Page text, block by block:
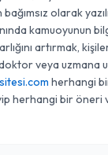
olarak
kamuoyunun
artırmak,
veya uzmana
herhangi
herhangi bir